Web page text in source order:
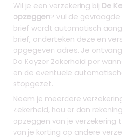
Wil je een verzekering bij De
opzeggen? Vul de
brief wordt automatisch
brief, onderteken deze en
opgegeven adres. Je
De Keyzer Zekerheid per
en de eventuele
stopgezet.
Neem je meerdere
Zekerheid, hou er dan
opzeggen van je verzekering
van je korting op andere